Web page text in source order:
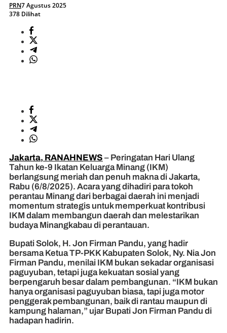
PRN7 Agustus 2025
378 Dilihat
Jakarta, RANAHNEWS – Peringatan Hari Ulang
Tahun ke-9 Ikatan Keluarga Minang (IKM)
berlangsung meriah dan penuh makna di Jakarta,
Rabu (6/8/2025). Acara yang dihadiri para tokoh
perantau Minang dari berbagai daerah ini menjadi
momentum strategis untuk memperkuat kontribusi
IKM dalam membangun daerah dan melestarikan
budaya Minangkabau di perantauan.
Bupati Solok, H. Jon Firman Pandu, yang hadir
bersama Ketua TP-PKK Kabupaten Solok, Ny. Nia Jon
Firman Pandu, menilai IKM bukan sekadar organisasi
paguyuban, tetapi juga kekuatan sosial yang
berpengaruh besar dalam pembangunan. “IKM bukan
hanya organisasi paguyuban biasa, tapi juga motor
penggerak pembangunan, baik di rantau maupun di
kampung halaman,” ujar Bupati Jon Firman Pandu di
hadapan hadirin.